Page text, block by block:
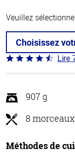
Veuillez
Choisissez
Coté
4.6 sur
Lire
907 g
8 morceaux
Méthodes de